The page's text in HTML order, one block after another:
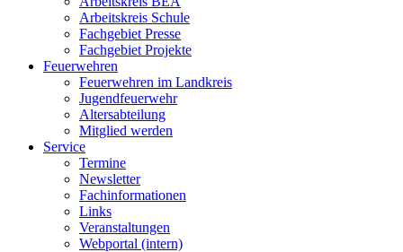
Arbeitskreis Schule
Fachgebiet Presse
Fachgebiet Projekte
Feuerwehren
Feuerwehren im Landkreis
Jugendfeuerwehr
Altersabteilung
Mitglied werden
Service
Termine
Newsletter
Fachinformationen
Links
Veranstaltungen
Webportal (intern)